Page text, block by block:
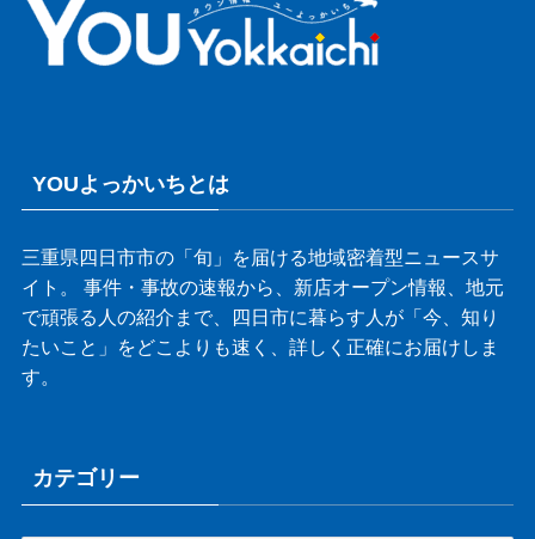
YOUよっかいちとは
三重県四日市市の「旬」を届ける地域密着型ニュースサ
イト。 事件・事故の速報から、新店オープン情報、地元
で頑張る人の紹介まで、四日市に暮らす人が「今、知り
たいこと」をどこよりも速く、詳しく正確にお届けしま
す。
カテゴリー